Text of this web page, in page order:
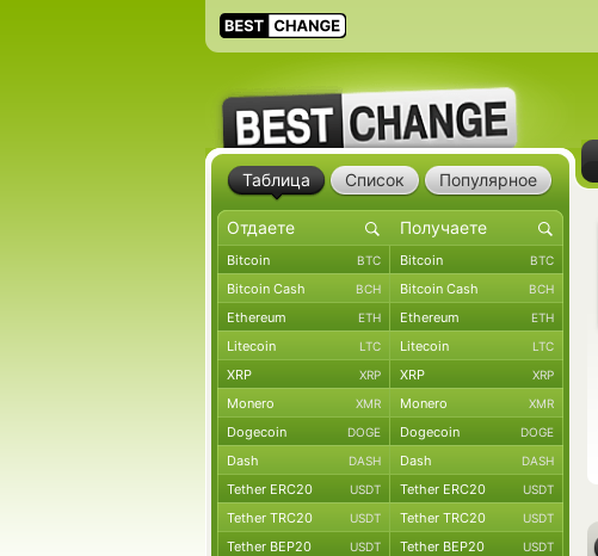
Таблица Список Популярное
Bitcoin BTC Bitcoin BTC
Bitcoin Cash BCH Bitcoin Cash BCH
Ethereum ETH Ethereum ETH
Litecoin LTC Litecoin LTC
XRP XRP XRP XRP
Monero XMR Monero XMR
Dogecoin DOGE Dogecoin DOGE
Dash DASH Dash DASH
Tether ERC20 USDT Tether ERC20 USDT
Tether TRC20 USDT Tether TRC20 USDT
Tether BEP20 USDT Tether BEP20 USDT